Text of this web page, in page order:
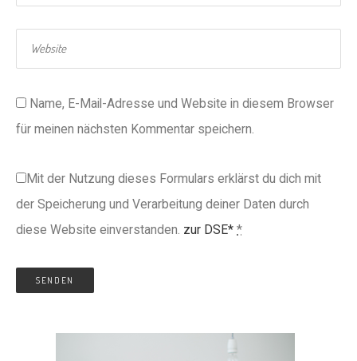
Name, E-Mail-Adresse und Website in diesem Browser
für meinen nächsten Kommentar speichern.
Mit der Nutzung dieses Formulars erklärst du dich mit
der Speicherung und Verarbeitung deiner Daten durch
diese Website einverstanden. zur DSE* *